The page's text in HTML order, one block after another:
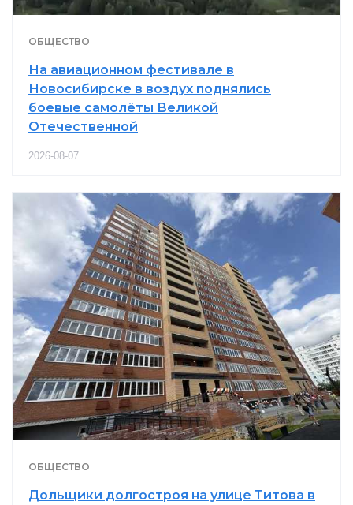
ОБЩЕСТВО
На авиационном фестивале в
Новосибирске в воздух поднялись
боевые самолёты Великой
Отечественной
2026-08-07
ОБЩЕСТВО
Дольщики долгостроя на улице Титова в